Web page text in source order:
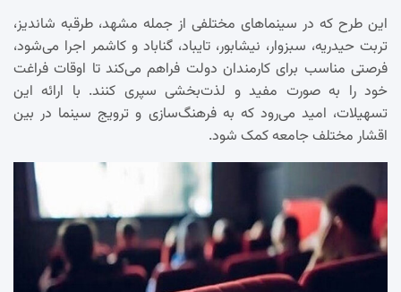
این طرح که در سینماهای مختلفی از جمله مشهد، طرقبه شاندیز،
تربت حیدریه، سبزوار، نیشابور، تایباد، گناباد و کاشمر اجرا می‌شود،
فرصتی مناسب برای کارمندان دولت فراهم می‌کند تا اوقات فراغت
خود را به صورت مفید و لذت‌بخشی سپری کنند. با ارائه این
تسهیلات، امید می‌رود که به فرهنگ‌سازی و ترویج سینما در بین
اقشار مختلف جامعه کمک شود.